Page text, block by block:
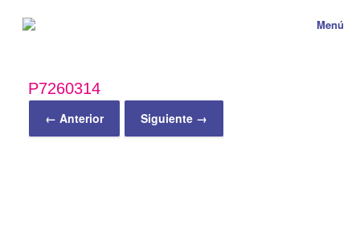
Menú
P7260314
← Anterior Siguiente →